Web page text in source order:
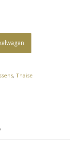
, Thaise